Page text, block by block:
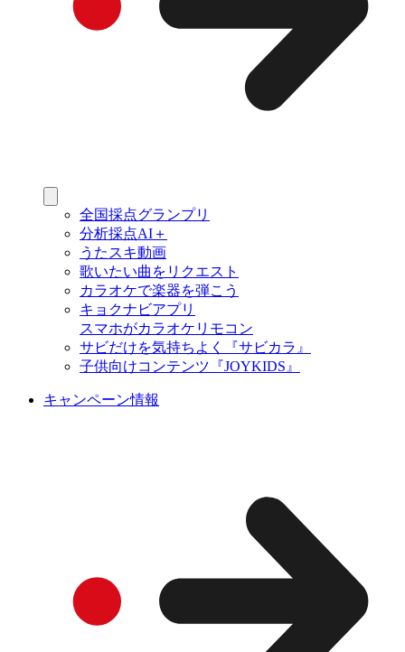
全国採点グランプリ
分析採点AI＋
うたスキ動画
歌いたい曲をリクエスト
カラオケで楽器を弾こう
キョクナビアプリ
スマホがカラオケリモコン
サビだけを気持ちよく『サビカラ』
子供向けコンテンツ『JOYKIDS』
キャンペーン情報